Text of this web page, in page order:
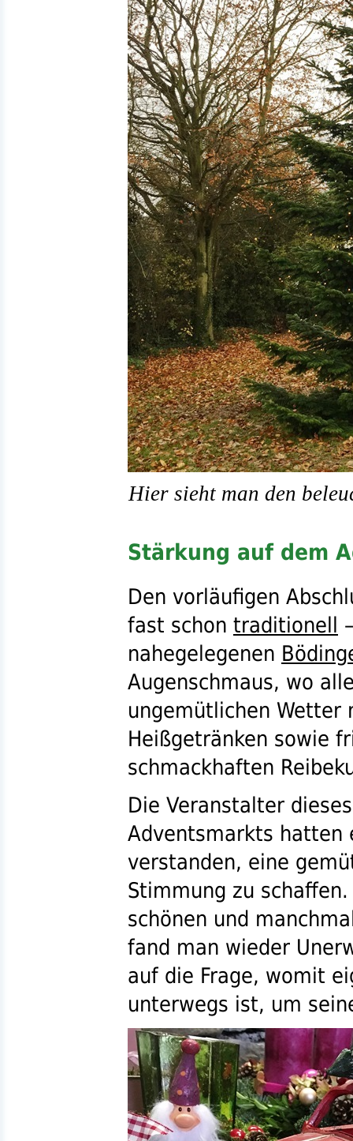
Hier sieht man den
Stärkung auf dem
Den vorläufigen
fast schon traditionell
nahegelegenen
Augenschmaus, wo
ungemütlichen Wetter
Heißgetränken sowie
schmackhaften
Die Veranstalter
Adventsmarkts hatten
verstanden, eine
Stimmung zu
schönen und
fand man wieder
auf die Frage, womit
unterwegs ist, um